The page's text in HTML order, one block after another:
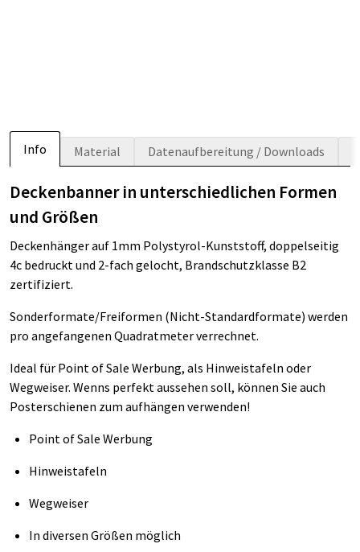
Info Material Datenaufbereitung / Downloads
Deckenbanner in unterschiedlichen Formen
und Größen
Deckenhänger auf 1mm Polystyrol-Kunststoff, doppelseitig
4c bedruckt und 2-fach gelocht, Brandschutzklasse B2
zertifiziert.
Sonderformate/Freiformen (Nicht-Standardformate) werden
pro angefangenen Quadratmeter verrechnet.
Ideal für Point of Sale Werbung, als Hinweistafeln oder
Wegweiser. Wenns perfekt aussehen soll, können Sie auch
Posterschienen zum aufhängen verwenden!
Point of Sale Werbung
Hinweistafeln
Wegweiser
In diversen Größen möglich